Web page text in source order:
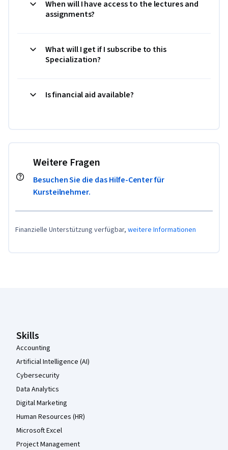
When will I have access to the lectures and
assignments?
What will I get if I subscribe to this
Specialization?
Is financial aid available?
Weitere Fragen
Besuchen Sie die das Hilfe-Center für
Kursteilnehmer.
Finanzielle Unterstützung verfügbar, weitere Informationen
Skills
Accounting
Artificial Intelligence (AI)
Cybersecurity
Data Analytics
Digital Marketing
Human Resources (HR)
Microsoft Excel
Project Management